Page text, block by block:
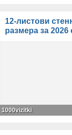
12-листови
размера за
1000vizitki